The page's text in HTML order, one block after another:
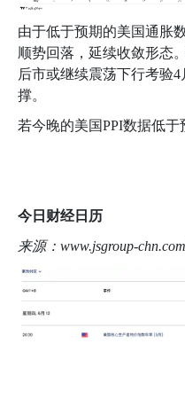
由于低于预期的美国通胀
顺势回落，延续收敛形态
后市或继续震荡下行考验4
撑。
若今晚的美国PPI数据低于
今日财经日历
来源： www.jsgroup-